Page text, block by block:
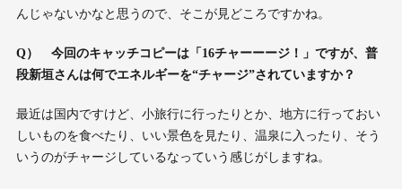
んじゃないかなと思うので、そこが見どころですかね。
Q） 今回のキャッチコピーは「 16チャーーージ！」ですが、普
段新垣さんは何でエネルギーを“チャージ”されていますか？
最近は国内ですけど、小旅行に行ったりとか、地方に行っておい
しいものを食べたり、いい景色を見たり、温泉に入ったり、そう
いうのがチャージしているなっていう感じがしますね。